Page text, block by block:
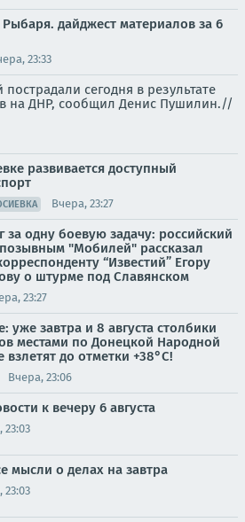
Рыбаря. дайджест материалов за 6
23:33
сегодня в результате
на ДНР, сообщил Денис Пушилин.//
развивается доступный
Вчера, 23:27
за одну боевую задачу: российский
"Мобилей" рассказал
“Известий” Егору
о штурме под Славянском
23:27
уже завтра и 8 августа столбики
местами по Донецкой Народной
взлетят до отметки +38°C!
Вчера, 23:06
к вечеру 6 августа
23:03
мысли о делах на завтра
23:03